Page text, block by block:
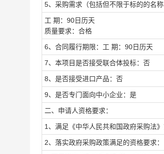
5、采购需求（包括但不限于标的的名
工 期：90日历天
质量要求：合格
6、合同履行期限：工 期：90日历天
7、本项目是否接受联合体投标：否
8、是否接受进口产品：否
9、是否专门面向中小企业：是
二、申请人资格要求：
1、满足《中华人民共和国政府采购法》
2、落实政府采购政策满足的资格要求：